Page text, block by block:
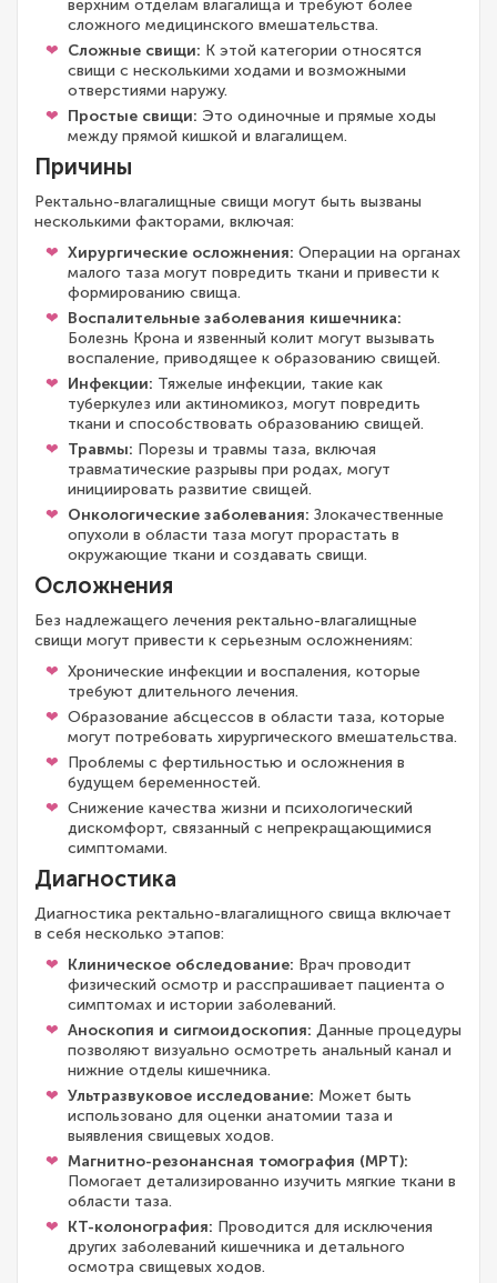
верхним отделам влагалища и требуют более
сложного медицинского вмешательства.
Сложные свищи: К этой категории относятся
свищи с несколькими ходами и возможными
отверстиями наружу.
Простые свищи: Это одиночные и прямые ходы
между прямой кишкой и влагалищем.
Причины
Ректально-влагалищные свищи могут быть вызваны
несколькими факторами, включая:
Хирургические осложнения: Операции на органах
малого таза могут повредить ткани и привести к
формированию свища.
Воспалительные заболевания кишечника:
Болезнь Крона и язвенный колит могут вызывать
воспаление, приводящее к образованию свищей.
Инфекции: Тяжелые инфекции, такие как
туберкулез или актиномикоз, могут повредить
ткани и способствовать образованию свищей.
Травмы: Порезы и травмы таза, включая
травматические разрывы при родах, могут
инициировать развитие свищей.
Онкологические заболевания: Злокачественные
опухоли в области таза могут прорастать в
окружающие ткани и создавать свищи.
Осложнения
Без надлежащего лечения ректально-влагалищные
свищи могут привести к серьезным осложнениям:
Хронические инфекции и воспаления, которые
требуют длительного лечения.
Образование абсцессов в области таза, которые
могут потребовать хирургического вмешательства.
Проблемы с фертильностью и осложнения в
будущем беременностей.
Снижение качества жизни и психологический
дискомфорт, связанный с непрекращающимися
симптомами.
Диагностика
Диагностика ректально-влагалищного свища включает
в себя несколько этапов:
Клиническое обследование: Врач проводит
физический осмотр и расспрашивает пациента о
симптомах и истории заболеваний.
Аноскопия и сигмоидоскопия: Данные процедуры
позволяют визуально осмотреть анальный канал и
нижние отделы кишечника.
Ультразвуковое исследование: Может быть
использовано для оценки анатомии таза и
выявления свищевых ходов.
Магнитно-резонансная томография (МРТ):
Помогает детализированно изучить мягкие ткани в
области таза.
КТ-колонография: Проводится для исключения
других заболеваний кишечника и детального
осмотра свищевых ходов.